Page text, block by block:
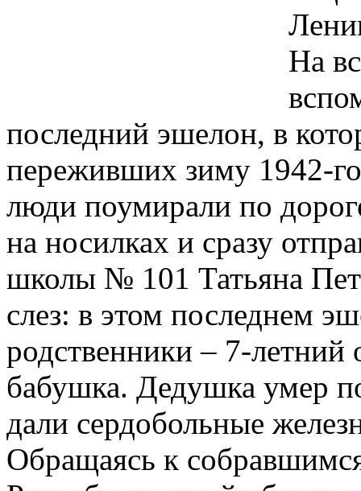
На
последний эшелон, в
переживших зиму 1942-
люди поумирали по
на носилках и сразу
школы № 101 Татьяна
слез: в этом последнем
родственники – 7-летний
бабушка. Дедушка умер
дали сердобольные
Обращаясь к